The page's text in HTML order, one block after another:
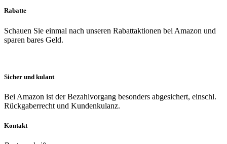
Rabatte
Schauen Sie einmal nach unseren Rabattaktionen bei Amazon und
sparen bares Geld.
Sicher und kulant
Bei Amazon ist der Bezahlvorgang besonders abgesichert, einschl.
Rückgaberrecht und Kundenkulanz.
Kontakt